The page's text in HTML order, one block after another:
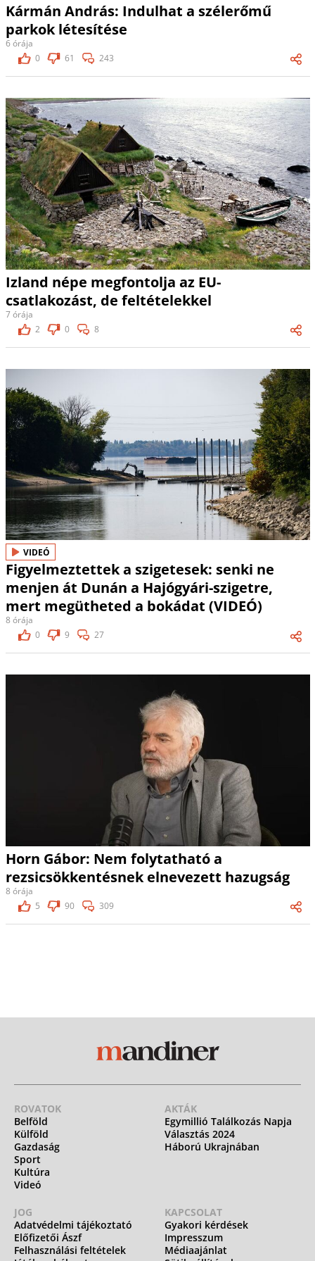
Kármán András: Indulhat a szélerőmű
parkok létesítése
6 órája
0
61 243
Izland népe megfontolja az EU-
csatlakozást, de feltételekkel
7 órája
2
0 8
VIDEÓ
Figyelmeztettek a szigetesek: senki ne
menjen át Dunán a Hajógyári-szigetre,
mert megütheted a bokádat (VIDEÓ)
8 órája
0
9 27
Horn Gábor: Nem folytatható a
rezsicsökkentésnek elnevezett hazugság
8 órája
5
90 309
ROVATOK
Belföld
Külföld
Gazdaság
Sport
Kultúra
Videó
AKTÁK
Egymillió Találkozás Napja
Választás 2024
Háború Ukrajnában
JOG
Adatvédelmi tájékoztató
Előfizetői Ászf
Felhasználási feltételek
KAPCSOLAT
Gyakori kérdések
Impresszum
Médiaajánlat